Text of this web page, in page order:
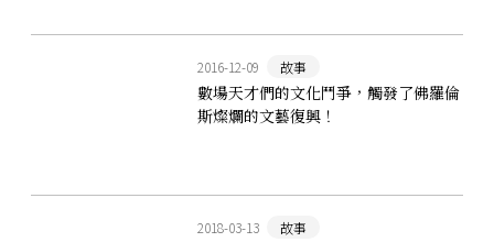
2016-12-09 故事
數場天才們的文化鬥爭，觸發了佛羅倫
斯燦爛的文藝復興！
2018-03-13 故事